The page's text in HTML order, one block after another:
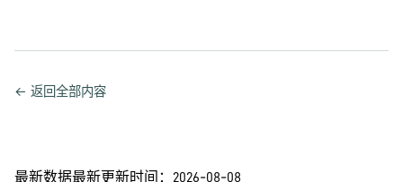
← 返回全部内容
最新数据最新更新时间： 2026-08-08